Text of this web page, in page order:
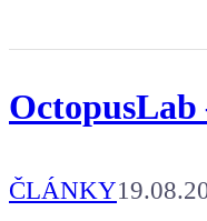
ČLÁNKY